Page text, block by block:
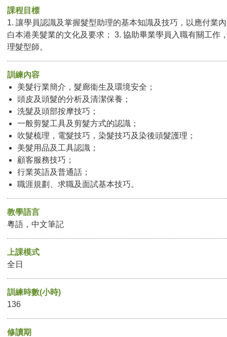
課程目標
1. 讓學員認識及掌握髮型助理的基本知識及技巧，以應付業
白本港美髮業的文化及要求； 3. 協助畢業學員入職有關工作
理髮型師。
訓練內容
美髮行業簡介，髮廊衞生及環境安全；
頭皮及頭髮的分析及清潔保養；
洗髮及頭部按摩技巧；
一般剪髮工具及剪髮方式的認識；
吹髮梳理，電髮技巧，染髮技巧及染後頭髮護理；
美髮用品及工具認識；
顧客服務技巧；
行業英語及普通話；
職涯規劃、求職及面試基本技巧。
教學語言
粵語，中文筆記
上課模式
全日
訓練時數(小時)
136
修讀期